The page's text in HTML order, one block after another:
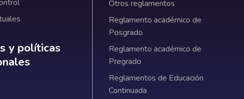
y políticas institucionales
y políticas
Otros reglamentos
Reglamento académico de
Posgrado
Reglamento académico de
Pregrado
Reglamentos de Educación
Continuada